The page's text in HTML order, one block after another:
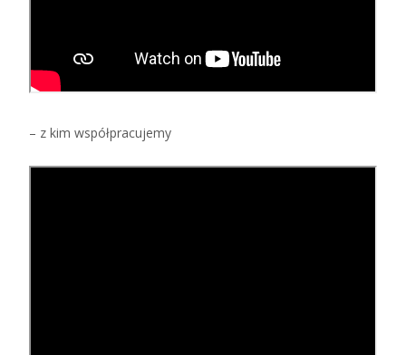
– z kim współpracujemy